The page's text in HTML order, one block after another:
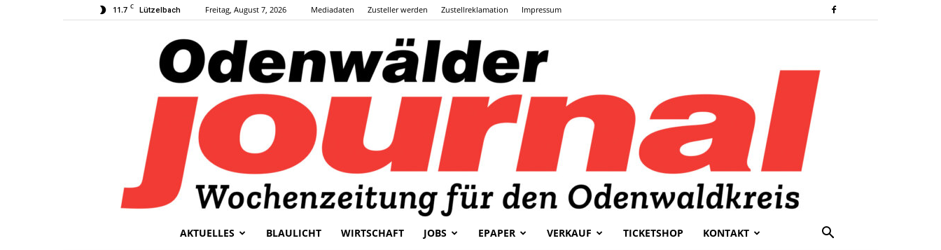
11.7 C Lützelbach Freitag, August 7, 2026 Mediadaten Zusteller werden Zustellreklamation Impressum
AKTUELLES BLAULICHT WIRTSCHAFT JOBS EPAPER VERKAUF TICKETSHOP KONTAKT